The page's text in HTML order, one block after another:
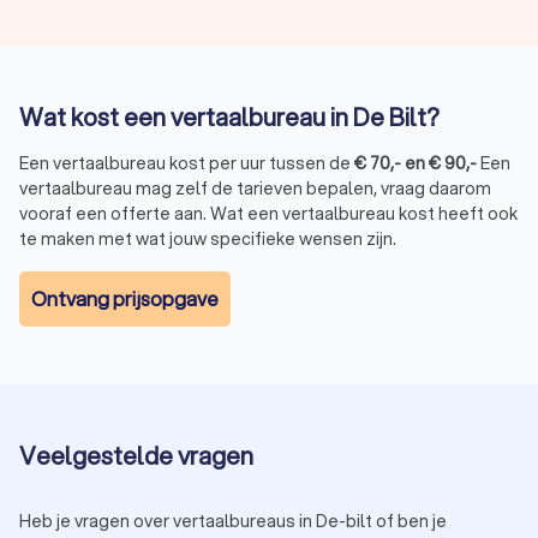
contracten en diploma’s, is een beëdigde vertaler
vereist, wat extra kosten met zich meebrengt.
Urgentie:spoedvertalingen hebben vaak een toeslag
van 25% tot 50% boven op de standaardprijs.
Opmaak en DTP:als de vertaling in een specifieke
opmaak (bijv. brochures of handleidingen) moet worden
Spoedvertalingen: Toeslag van 25% tot 50% boven op
de standaardprijs
Wat kost een vertaalbureau in De Bilt?
Een vertaalbureau kost per uur tussen de € 70,- en€90,-Een
vertaalbureau mag zelf de tarieven bepalen, vraag daarom
vooraf een offerte aan. Wat een vertaalbureau kost heeft ook
te maken met wat jouw specifieke wensen zijn.
Ontvang prijsopgave
Veelgestelde vragen
Heb je vragen over vertaalbureaus in De-bilt of ben je